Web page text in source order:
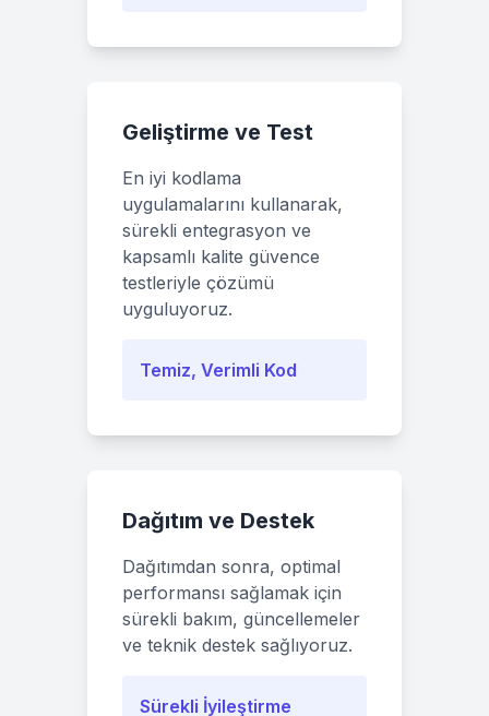
Geliştirme ve Test
En iyi kodlama
uygulamalarını kullanarak,
sürekli entegrasyon ve
kapsamlı kalite güvence
testleriyle çözümü
uyguluyoruz.
Temiz, Verimli Kod
Dağıtım ve Destek
Dağıtımdan sonra, optimal
performansı sağlamak için
sürekli bakım, güncellemeler
ve teknik destek sağlıyoruz.
Sürekli İyileştirme